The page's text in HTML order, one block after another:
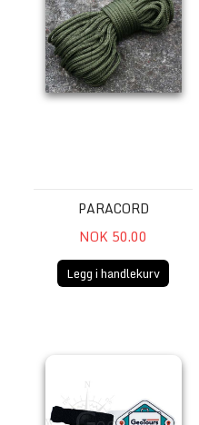
PARACORD
NOK 50.00
Legg i handlekurv